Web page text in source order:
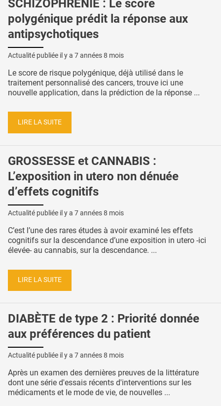
SCHIZOPHRÉNIE : Le score
polygénique prédit la réponse aux
antipsychotiques
Actualité publiée il y a 7 années 8 mois
Le score de risque polygénique, déjà utilisé dans le
traitement personnalisé des cancers, trouve ici une
nouvelle application, dans la prédiction de la réponse ...
LIRE LA SUITE
GROSSESSE et CANNABIS :
L’exposition in utero non dénuée
d’effets cognitifs
Actualité publiée il y a 7 années 8 mois
C’est l’une des rares études à avoir examiné les effets
cognitifs sur la descendance d’une exposition in utero -ici
élevée- au cannabis, sur la descendance. ...
LIRE LA SUITE
DIABÈTE de type 2 : Priorité donnée
aux préférences du patient
Actualité publiée il y a 7 années 8 mois
Après un examen des dernières preuves de la littérature
dont une série d'essais récents d'interventions sur les
médicaments et le mode de vie, de nouvelles ...